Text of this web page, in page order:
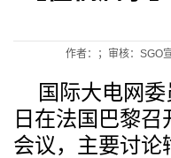
作者：；审核：SGO
国际大电网
日在法国巴黎
会议，主要讨论